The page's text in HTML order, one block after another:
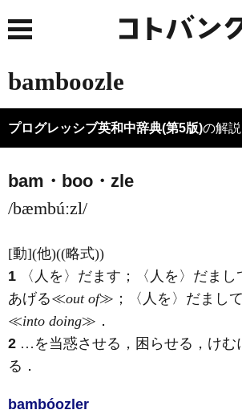
bamboozle
プログレッシブ英和中辞典(第5版)の解説
bam・boo・zle
/bæmbúːzl/
[動](他)((略式))
1 〈人を〉だます；〈人を〉だま
あげる≪out of≫；〈人を〉だまし
≪into doing≫ ．
2 …を当惑させる，困らせる，けむ
る ．
bambóozler